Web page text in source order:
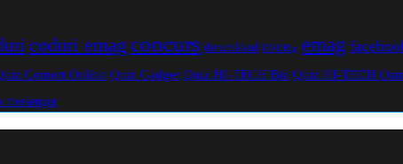
coduri emag concurs download DVDRip emag
Comert Online Quiz Gadget Quiz HI-TECH Biz Quiz HI-TECH
messenger